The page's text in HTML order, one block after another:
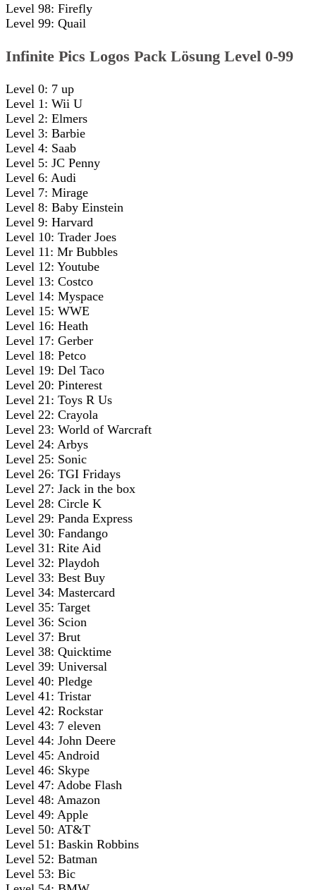
Level 98: Firefly
Level 99: Quail
Infinite Pics Logos Pack Lösung Level 0-99
Level 0: 7 up
Level 1: Wii U
Level 2: Elmers
Level 3: Barbie
Level 4: Saab
Level 5: JC Penny
Level 6: Audi
Level 7: Mirage
Level 8: Baby Einstein
Level 9: Harvard
Level 10: Trader Joes
Level 11: Mr Bubbles
Level 12: Youtube
Level 13: Costco
Level 14: Myspace
Level 15: WWE
Level 16: Heath
Level 17: Gerber
Level 18: Petco
Level 19: Del Taco
Level 20: Pinterest
Level 21: Toys R Us
Level 22: Crayola
Level 23: World of Warcraft
Level 24: Arbys
Level 25: Sonic
Level 26: TGI Fridays
Level 27: Jack in the box
Level 28: Circle K
Level 29: Panda Express
Level 30: Fandango
Level 31: Rite Aid
Level 32: Playdoh
Level 33: Best Buy
Level 34: Mastercard
Level 35: Target
Level 36: Scion
Level 37: Brut
Level 38: Quicktime
Level 39: Universal
Level 40: Pledge
Level 41: Tristar
Level 42: Rockstar
Level 43: 7 eleven
Level 44: John Deere
Level 45: Android
Level 46: Skype
Level 47: Adobe Flash
Level 48: Amazon
Level 49: Apple
Level 50: AT&T
Level 51: Baskin Robbins
Level 52: Batman
Level 53: Bic